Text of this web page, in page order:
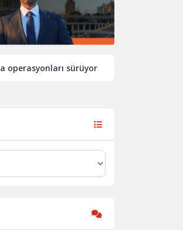
sürüyor İngiltere’de